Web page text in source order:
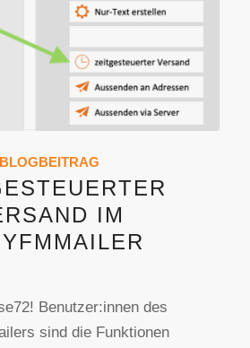
BLOGBEITRAG
IM
Benutzer:innen des
sind die Funktionen